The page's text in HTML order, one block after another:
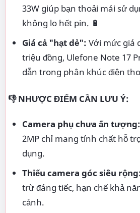
33W giúp bạn thoải mái sử
không lo hết pin. 🔋
Giá cả "hạt dẻ": Với mức giá
triệu đồng, Ulefone Note 17
dẫn trong phân khúc điện
👎 NHƯỢC ĐIỂM CẦN LƯU Ý:
Camera phụ chưa ấn tượng:
2MP chỉ mang tính chất hỗ
dụng.
Thiếu camera góc siêu
trừ đáng tiếc, hạn chế khả
cảnh.